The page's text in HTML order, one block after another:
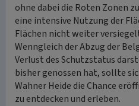
ohne dabei die Roten Zonen
eine intensive Nutzung der
Flächen nicht weiter
Wenngleich der Abzug der
Verlust des Schutzstatus
bisher genossen hat, sollte
Wahner Heide die Chance
zu entdecken und erleben.